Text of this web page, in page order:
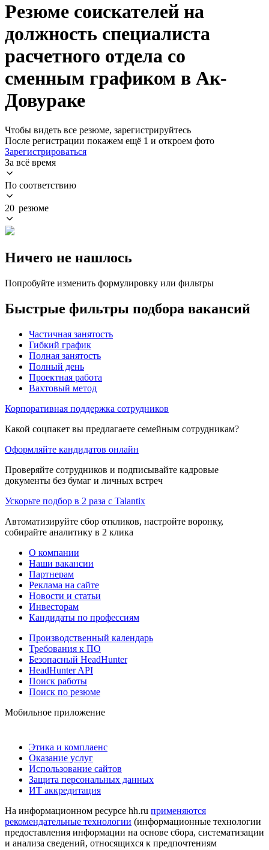
Резюме соискателей на
должность специалиста
расчетного отдела со
сменным графиком в Ак-
Довураке
Чтобы видеть все резюме, зарегистрируйтесь
После регистрации покажем ещё 1 и откроем фото
Зарегистрироваться
За всё время
По соответствию
20 резюме
Ничего не нашлось
Попробуйте изменить формулировку или фильтры
Быстрые фильтры подбора вакансий
Частичная занятость
Гибкий график
Полная занятость
Полный день
Проектная работа
Вахтовый метод
Корпоративная поддержка сотрудников
Какой соцпакет вы предлагаете семейным сотрудникам?
Оформляйте кандидатов онлайн
Проверяйте сотрудников и подписывайте кадровые
документы без бумаг и личных встреч
Ускорьте подбор в 2 раза с Talantix
Автоматизируйте сбор откликов, настройте воронку,
собирайте аналитику в 2 клика
О компании
Наши вакансии
Партнерам
Реклама на сайте
Новости и статьи
Инвесторам
Кандидаты по профессиям
Производственный календарь
Требования к ПО
Безопасный HeadHunter
HeadHunter API
Поиск работы
Поиск по резюме
Мобильное приложение
Этика и комплаенс
Оказание услуг
Использование сайтов
Защита персональных данных
ИТ аккредитация
На информационном ресурсе hh.ru применяются
рекомендательные технологии (информационные технологии
предоставления информации на основе сбора, систематизации
и анализа сведений, относящихся к предпочтениям